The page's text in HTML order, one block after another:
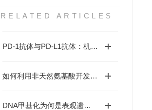
RELATED ARTICLES
PD-1抗体与PD-L1抗体：机制相同，还是殊途异路？
如何利用非天然氨基酸开发高选择性去泛素化酶探针？
DNA甲基化为何是表观遗传研究的核心？